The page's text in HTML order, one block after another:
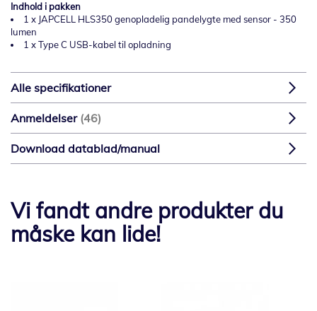
Indhold i pakken
1 x JAPCELL HLS350 genopladelig pandelygte med sensor - 350
lumen
1 x Type C USB-kabel til opladning
Alle specifikationer
Anmeldelser 46
Download datablad/manual
Vi fandt andre produkter du
måske kan lide!